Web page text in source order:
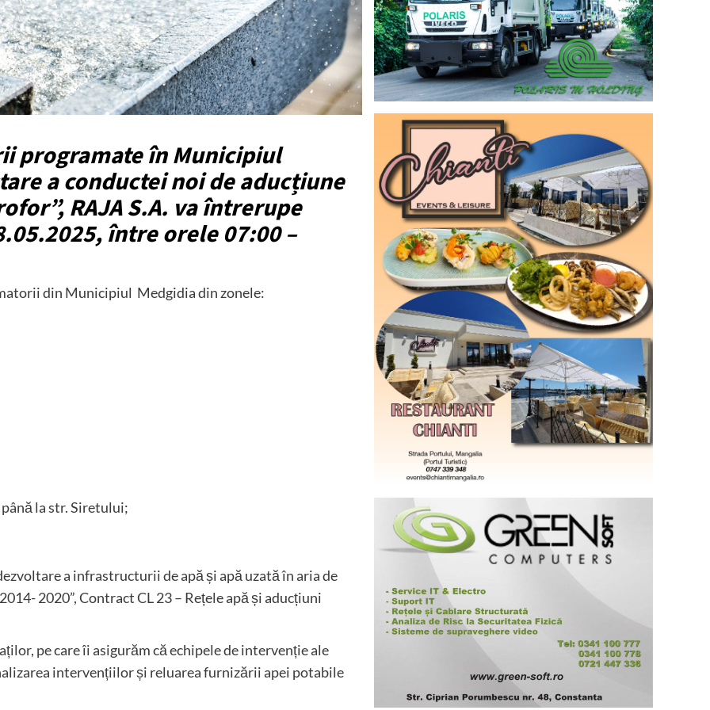
programate în Municipiul
a conductei noi de aducțiune
RAJA S.A. va întrerupe
între orele 07:00 –
din Municipiul Medgidia din zonele:
la str. Siretului;
a infrastructurii de apă și apă uzată în aria de
2020”, Contract CL 23 – Rețele apă și aducțiuni
pe care îi asigurăm că echipele de intervenție ale
intervențiilor și reluarea furnizării apei potabile